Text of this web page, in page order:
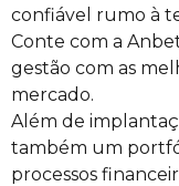
confiável rumo à
Conte com a
gestão com as
mercado.
Além de
também um
processos